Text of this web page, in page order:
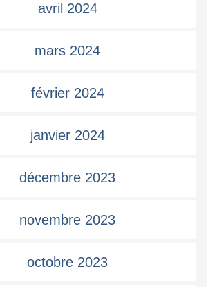
avril 2024
mars 2024
février 2024
janvier 2024
décembre 2023
novembre 2023
octobre 2023